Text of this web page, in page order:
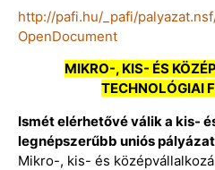
http://pafi.hu/_pafi/
OpenDocument
MIKRO-, KIS- ÉS
TECHNOLÓGIAI
Ismét elérhetővé válik a kis-
legnépszerűbb uniós
Mikro-, kis- és